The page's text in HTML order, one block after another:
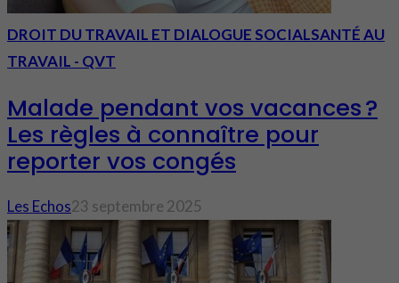
DROIT DU TRAVAIL ET DIALOGUE SOCIALSANTÉ AU
TRAVAIL - QVT
Malade pendant vos vacances ?
Les règles à connaître pour
reporter vos congés
Les Echos23 septembre 2025